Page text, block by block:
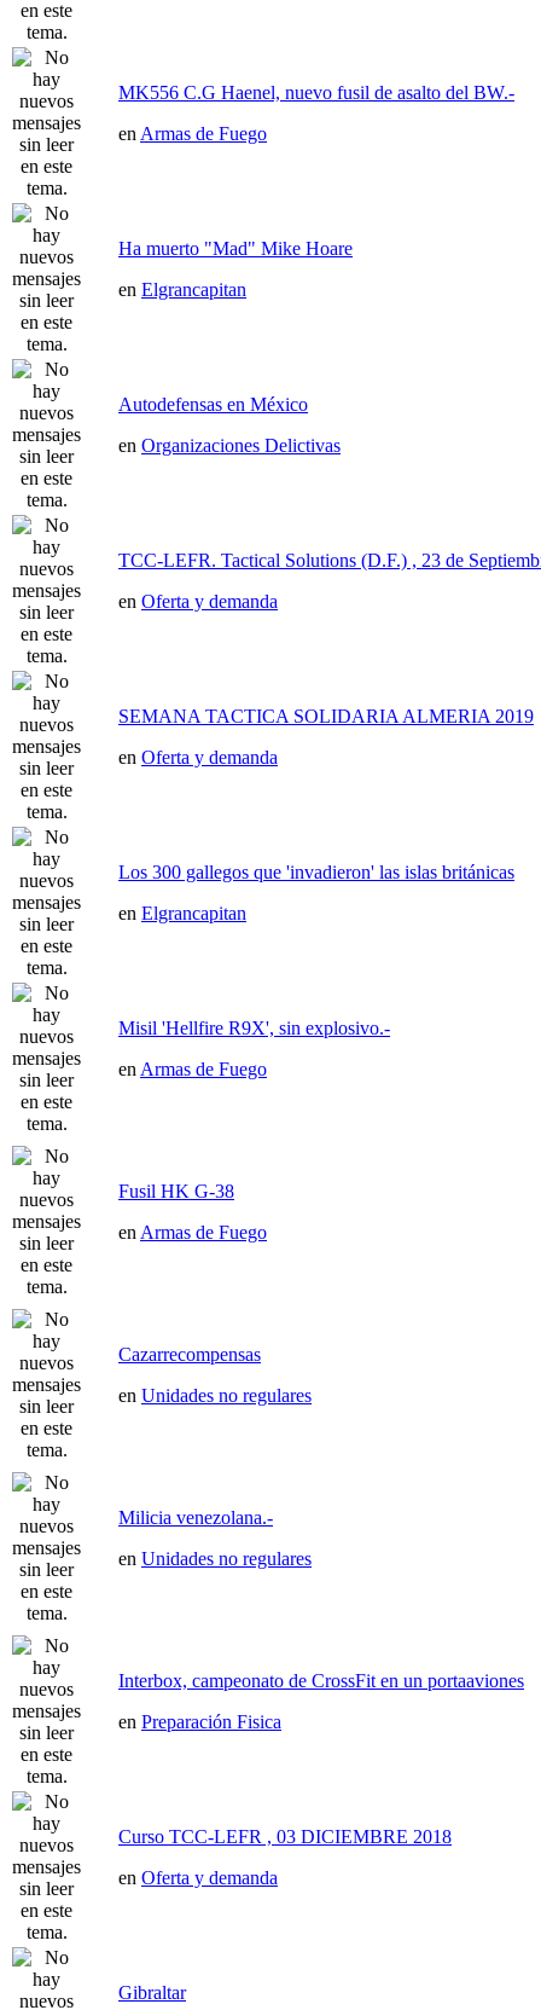
MK556 C.G Haenel, nuevo fusil de asalto del BW.-
en Armas de Fuego
Ha muerto "Mad" Mike Hoare
en Elgrancapitan
Autodefensas en México
en Organizaciones Delictivas
TCC-LEFR. Tactical Solutions (D.F.) , 23 de
en Oferta y demanda
SEMANA TACTICA SOLIDARIA ALMERIA 2019
en Oferta y demanda
Los 300 gallegos que 'invadieron' las islas británicas
en Elgrancapitan
Misil 'Hellfire R9X', sin explosivo.-
en Armas de Fuego
Fusil HK G-38
en Armas de Fuego
Cazarrecompensas
en Unidades no regulares
Milicia venezolana.-
en Unidades no regulares
Interbox, campeonato de CrossFit en un portaaviones
en Preparación Fisica
Curso TCC-LEFR , 03 DICIEMBRE 2018
en Oferta y demanda
Gibraltar